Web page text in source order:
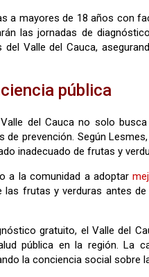
a mayores de 18 años con
las jornadas de
Valle del Cauca,
pública
del Cauca no solo
de prevención. Según
inadecuado de frutas y
a la comunidad a adoptar
las frutas y verduras antes
gratuito, el Valle del
pública en la región. La
la conciencia social sobre